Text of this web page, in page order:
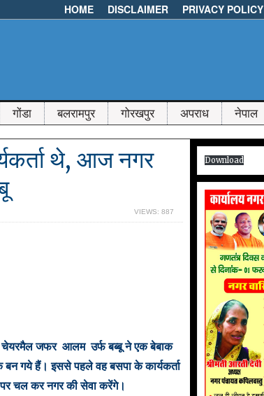
HOME DISCLAIMER PRIVACY POLICY
गोंडा बलरामपुर गोरखपुर अपराध नेपाल
थे, आज नगर
VIEWS: 887
चेयरमैल जफर आलम उर्फ बब्बू ने एक बेबाक
गये हैं। इससे पहले वह बसपा के कार्यकर्ता
चल कर नगर की सेवा करेंगे।
Download